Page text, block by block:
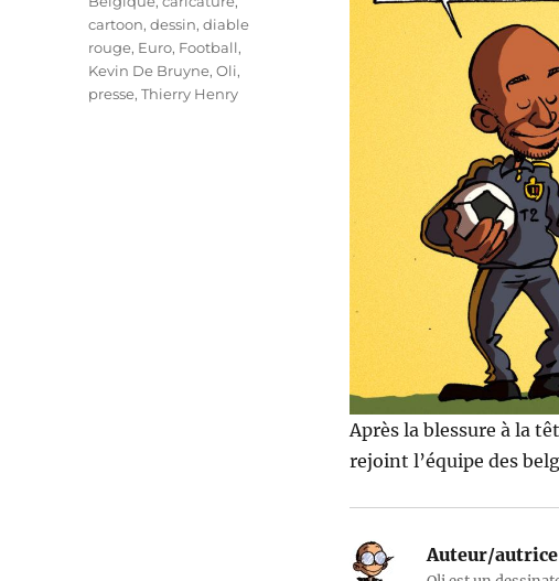
Après la blessure à la
rejoint l’équipe des
Auteur/
cartoon,dessin,diable
rouge, Euro, Football,
Kevin De Bruyne,Oli,
presse,Thierry Henry